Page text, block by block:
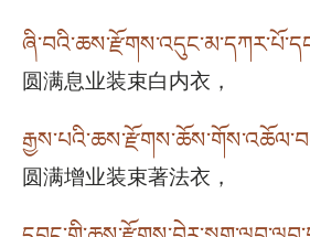
圆满息业装束白内衣，
圆满增业装束著法衣，